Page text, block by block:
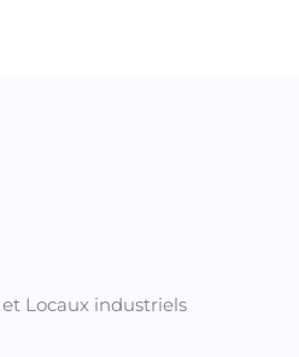
Locaux industriels